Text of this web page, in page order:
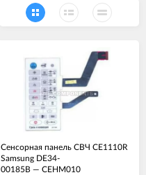
Сенсорная панель СВЧ CE1110R
Samsung DE34-
00185B — СЕНМ010